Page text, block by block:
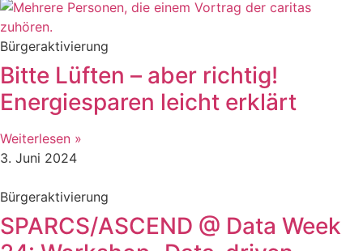
Bürgeraktivierung
Bitte Lüften – aber richtig!
Energiesparen leicht erklärt
Weiterlesen »
3. Juni 2024
Bürgeraktivierung
SPARCS/ASCEND @ Data Week